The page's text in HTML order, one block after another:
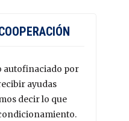
autofinaciado por
ayudas
decir lo que